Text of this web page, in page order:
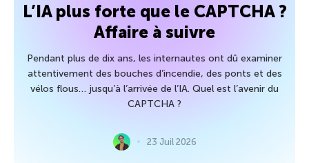
L’IA plus forte que le CAPTCHA ?
Affaire à suivre
Pendant plus de dix ans, les internautes ont dû examiner
attentivement des bouches d’incendie, des ponts et des
vélos flous… jusqu’à l’arrivée de l’IA. Quel est l’avenir du
CAPTCHA ?
23 Juil 2026